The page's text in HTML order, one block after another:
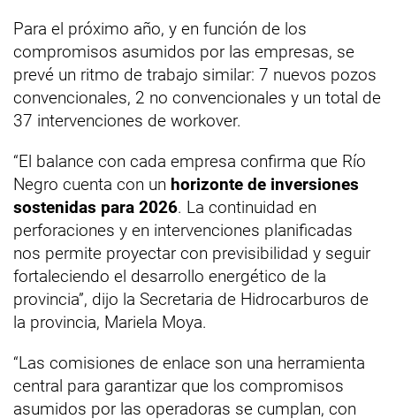
Para el próximo año, y en función de los
compromisos asumidos por las empresas, se
prevé un ritmo de trabajo similar: 7 nuevos pozos
convencionales, 2 no convencionales y un total de
37 intervenciones de workover.
“El balance con cada empresa confirma que Río
Negro cuenta con un horizonte de inversiones
sostenidas para 2026. La continuidad en
perforaciones y en intervenciones planificadas
nos permite proyectar con previsibilidad y seguir
fortaleciendo el desarrollo energético de la
provincia”, dijo la Secretaria de Hidrocarburos de
la provincia, Mariela Moya.
“Las comisiones de enlace son una herramienta
central para garantizar que los compromisos
asumidos por las operadoras se cumplan, con